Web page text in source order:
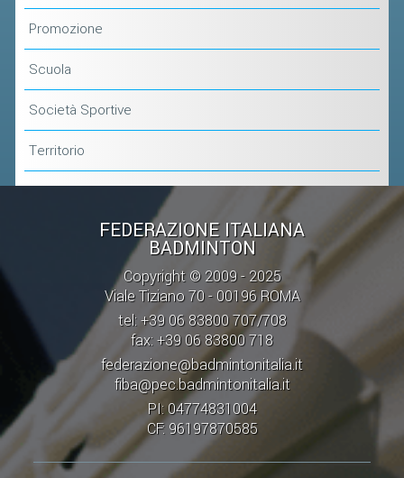
Promozione
Scuola
Società Sportive
Territorio
FEDERAZIONE ITALIANA
BADMINTON
Copyright © 2009 - 2025
Viale Tiziano 70 - 00196 ROMA
tel: +39 06 83800 707/708
fax: +39 06 83800 718
federazione@badmintonitalia.it
fiba@pec.badmintonitalia.it
PI: 04774831004
CF: 96197870585
MODULI
RICHIESTA TORNEI
EVENTI SOSTENIBILI
L'ATTIVITÀ
TESSERAMENTO
REGOLAMENTI
GARE
STAFF TECNICO
CLASSIFICHE 2016-2023